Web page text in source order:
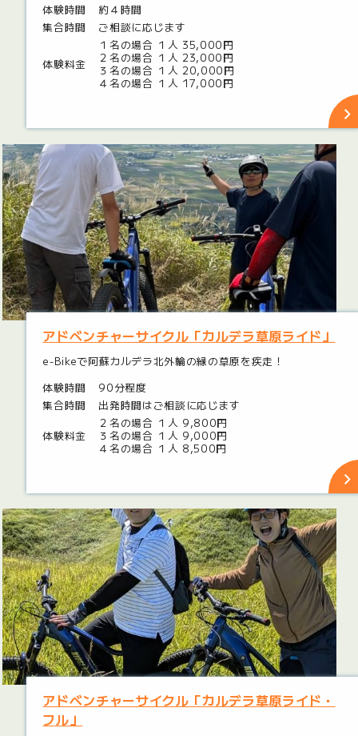
体験時間
約４時間
集合時間
ご相談に応じます
体験料金
１名の場合 １人 35,000円
２名の場合 １人 23,000円
３名の場合 １人 20,000円
４名の場合 １人 17,000円
アドベンチャーサイクル「カルデラ草原ライド」
e-Bikeで阿蘇カルデラ北外輪の縁の草原を疾走！
体験時間
90分程度
集合時間
出発時間はご相談に応じます
体験料金
２名の場合 １人 9,800円
３名の場合 １人 9,000円
４名の場合 １人 8,500円
アドベンチャーサイクル「カルデラ草原ライド・
フル」